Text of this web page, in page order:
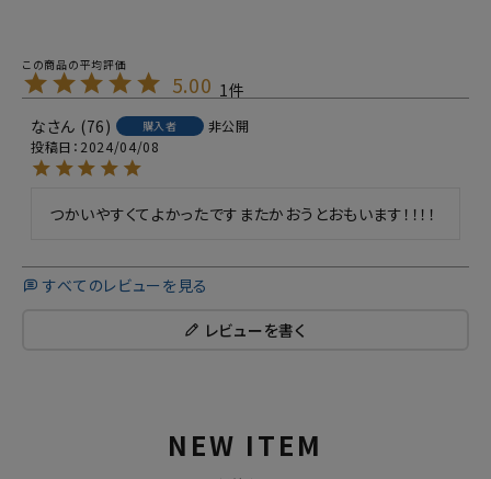
5.00 1
な
76 購入者
非公開
投稿日
2024/04/08
つかいやすくてよかったですまたかおうとおもいます！！！！
すべてのレビューを見る
レビューを書く
NEW ITEM